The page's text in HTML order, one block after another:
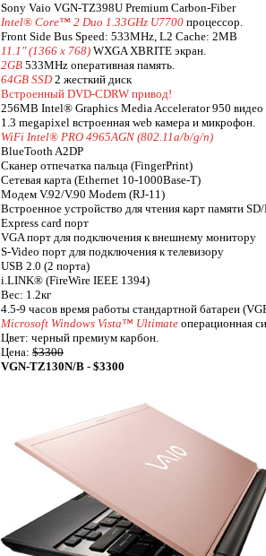
Sony Vaio VGN-TZ398U Premium Carbon-Fiber
Intel® Core™ 2 Duo 1.33GHz U7700 процессор.
Front Side Bus Speed: 533MHz, L2 Cache: 2MB
11.1" (1366 x 768) WXGA XBRITE экран.
2GB 533MHz оперативная память.
64GB SSD2 жесткий диск
Встроенный DVD-CDRW привод!
256MB Intel® Graphics Media Accelerator 950 видео
1.3 megapixel встроенная web камера и микрофон.
WiFi Intel® PRO 4965AGN (802.11a/b/g/n)
BlueTooth A2DP
Сканер отпечатка пальца (FingerPrint)
Сетевая карта (Ethernet 10-1000Base-T)
Модем V.92/V.90 Modem (RJ-11)
Встроенное устройство для чтения карт памяти
Express card порт
VGA порт для подключения к внешнему монитору
S-Video порт для подключения к телевизору
USB 2.0 (2 порта)
i.LINK® (FireWire IEEE 1394)
Вес: 1.2кг
4.5-9 часов время работы стандартной батареи
Microsoft Windows Vista™ Ultimate операционная
Цвет: черный премиум карбон.
Цена: $3300
VGN-TZ130N/B - $3300